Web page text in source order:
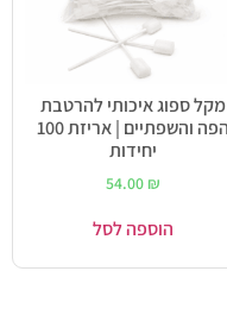
מקל ספוג איכותי להרטבת
הפה והשפתיים | אריזת 100
יחידות
54.00 ₪
הוספה לסל